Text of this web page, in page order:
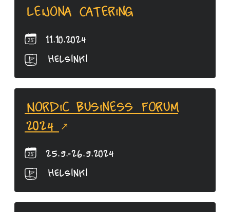
Leijona Catering
11.10.2024
Helsinki
Nordic Business Forum
2024
25.9.-26.9.2024
Helsinki